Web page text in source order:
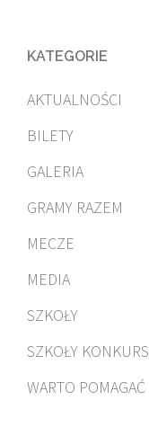
KATEGORIE
AKTUALNOŚCI
BILETY
GALERIA
GRAMY RAZEM
MECZE
MEDIA
SZKOŁY
SZKOŁY KONKURS
WARTO POMAGAĆ